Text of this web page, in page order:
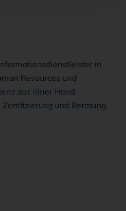
in
Resources und
aus einer Hand:
und Beratung.